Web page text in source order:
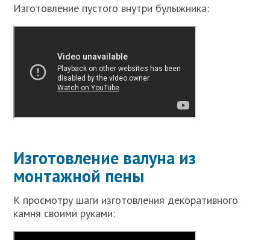
Изготовление пустого внутри булыжника:
Изготовление валуна из
монтажной пены
К просмотру шаги изготовления декоративного
камня своими руками: